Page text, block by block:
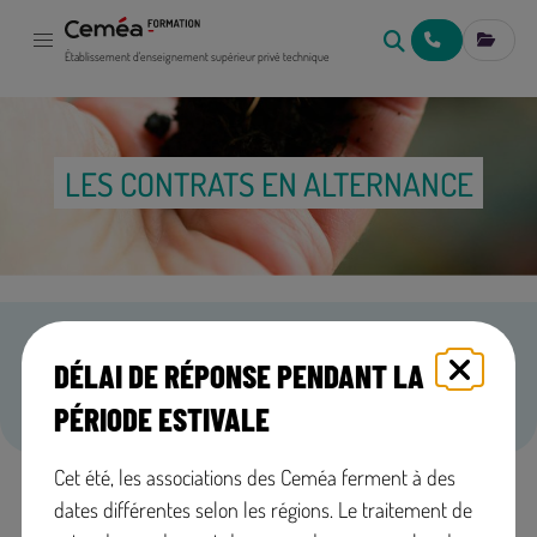
DÉLAI DE RÉPONSE PENDANT LA
PÉRIODE ESTIVALE
Cet été, les associations des Ceméa ferment à des
dates différentes selon les régions. Le traitement de
Établissement d'enseignement supérieur privé technique NOUS MES
LES CONTRATS EN ALTERNANCE
Découvrez les aides liées aux contrats en alternance quel
que soit votre statut.
LE CONTRAT DE PROFESSIONNALISATION